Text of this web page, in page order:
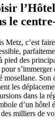
le
Metz, c’est
pied des
mosellane. Son
les
dans la
d’un hôtel
milliers de